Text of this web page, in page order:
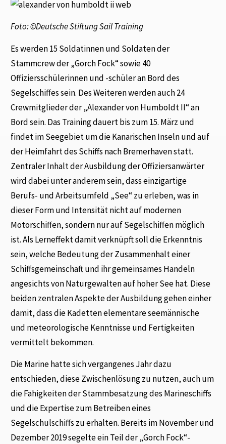
Foto: ©Deutsche Stiftung Sail Training
Es werden 15 Soldatinnen und Soldaten der
Stammcrew der „Gorch Fock“ sowie 40
Offiziersschülerinnen und -schüler an Bord des
Segelschiffes sein. Des Weiteren werden auch 24
Crewmitglieder der „Alexander von Humboldt II“ an
Bord sein. Das Training dauert bis zum 15. März und
findet im Seegebiet um die Kanarischen Inseln und auf
der Heimfahrt des Schiffs nach Bremerhaven statt.
Zentraler Inhalt der Ausbildung der Offiziersanwärter
wird dabei unter anderem sein, dass einzigartige
Berufs- und Arbeitsumfeld „See“ zu erleben, was in
dieser Form und Intensität nicht auf modernen
Motorschiffen, sondern nur auf Segelschiffen möglich
ist. Als Lerneffekt damit verknüpft soll die Erkenntnis
sein, welche Bedeutung der Zusammenhalt einer
Schiffsgemeinschaft und ihr gemeinsames Handeln
angesichts von Naturgewalten auf hoher See hat. Diese
beiden zentralen Aspekte der Ausbildung gehen einher
damit, dass die Kadetten elementare seemännische
und meteorologische Kenntnisse und Fertigkeiten
vermittelt bekommen.
Die Marine hatte sich vergangenes Jahr dazu
entschieden, diese Zwischenlösung zu nutzen, auch um
die Fähigkeiten der Stammbesatzung des Marineschiffs
und die Expertise zum Betreiben eines
Segelschulschiffs zu erhalten. Bereits im November und
Dezember 2019 segelte ein Teil der „Gorch Fock“-